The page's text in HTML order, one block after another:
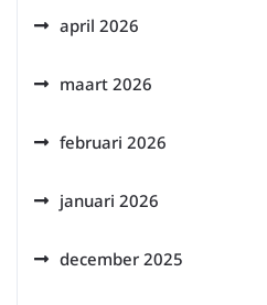
april 2026
maart 2026
februari 2026
januari 2026
december 2025